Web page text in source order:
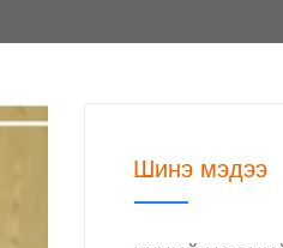
Шинэ мэдээ